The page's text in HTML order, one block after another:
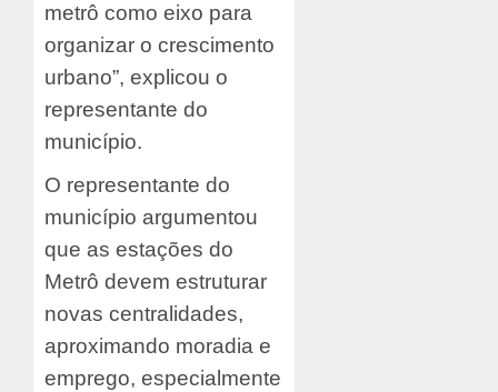
metrô como eixo para
organizar o crescimento
urbano”, explicou o
representante do
município.
O representante do
município argumentou
que as estações do
Metrô devem estruturar
novas centralidades,
aproximando moradia e
emprego, especialmente